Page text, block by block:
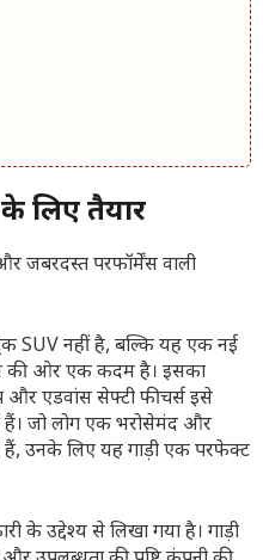
लिए तैयार
SUV नहीं है, बल्कि यह एक नई
की ओर एक कदम है। इसका
और एडवांस सेफ्टी फीचर्स इसे
हैं। जो लोग एक भरोसेमंद और
हैं, उनके लिए यह गाड़ी एक परफेक्ट
के उद्देश्य से लिखा गया है। गाड़ी